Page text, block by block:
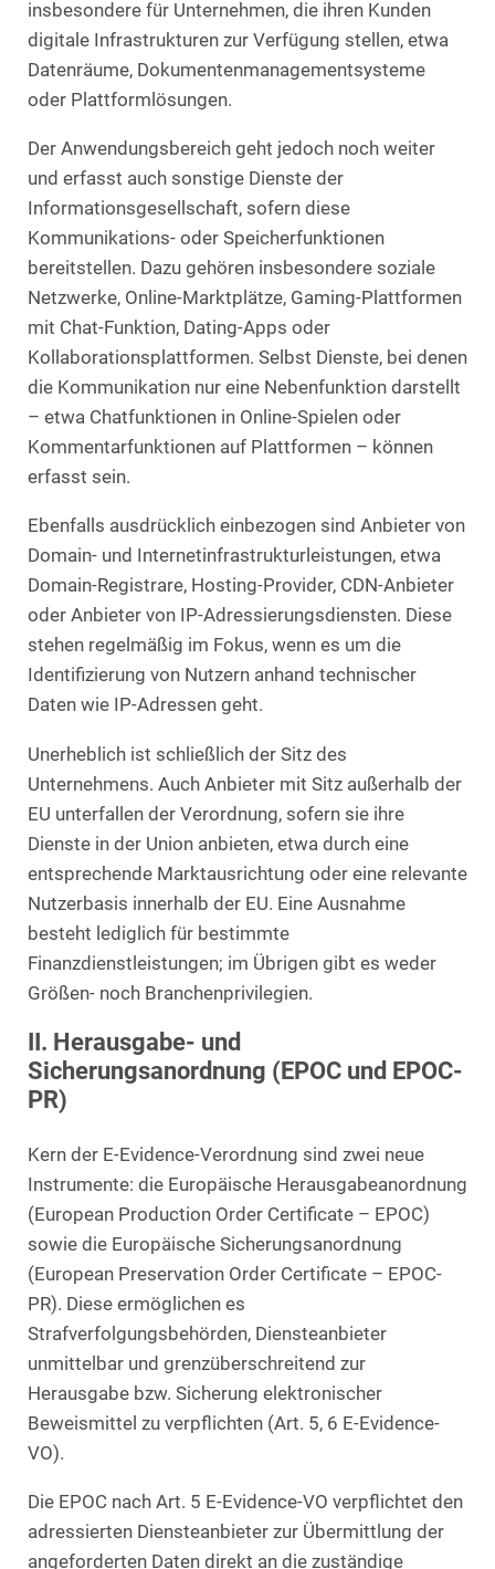
insbesondere für Unternehmen, die ihren Kunden
digitale Infrastrukturen zur Verfügung stellen, etwa
Datenräume, Dokumentenmanagementsysteme
oder Plattformlösungen.
Der Anwendungsbereich geht jedoch noch weiter
und erfasst auch sonstige Dienste der
Informationsgesellschaft, sofern diese
Kommunikations- oder Speicherfunktionen
bereitstellen. Dazu gehören insbesondere soziale
Netzwerke, Online-Marktplätze, Gaming-Plattformen
mit Chat-Funktion, Dating-Apps oder
Kollaborationsplattformen. Selbst Dienste, bei denen
die Kommunikation nur eine Nebenfunktion darstellt
– etwa Chatfunktionen in Online-Spielen oder
Kommentarfunktionen auf Plattformen – können
erfasst sein.
Ebenfalls ausdrücklich einbezogen sind Anbieter von
Domain- und Internetinfrastrukturleistungen, etwa
Domain-Registrare, Hosting-Provider, CDN-Anbieter
oder Anbieter von IP-Adressierungsdiensten. Diese
stehen regelmäßig im Fokus, wenn es um die
Identifizierung von Nutzern anhand technischer
Daten wie IP-Adressen geht.
Unerheblich ist schließlich der Sitz des
Unternehmens. Auch Anbieter mit Sitz außerhalb der
EU unterfallen der Verordnung, sofern sie ihre
Dienste in der Union anbieten, etwa durch eine
entsprechende Marktausrichtung oder eine relevante
Nutzerbasis innerhalb der EU. Eine Ausnahme
besteht lediglich für bestimmte
Finanzdienstleistungen; im Übrigen gibt es weder
Größen- noch Branchenprivilegien.
II. Herausgabe- und
Sicherungsanordnung (EPOC und EPOC-
PR)
Kern der E-Evidence-Verordnung sind zwei neue
Instrumente: die Europäische Herausgabeanordnung
(European Production Order Certificate – EPOC)
sowie die Europäische Sicherungsanordnung
(European Preservation Order Certificate – EPOC-
PR). Diese ermöglichen es
Strafverfolgungsbehörden, Diensteanbieter
unmittelbar und grenzüberschreitend zur
Herausgabe bzw. Sicherung elektronischer
Beweismittel zu verpflichten (Art. 5, 6 E-Evidence-
VO).
Die EPOC nach Art. 5 E-Evidence-VO verpflichtet den
adressierten Diensteanbieter zur Übermittlung der
angeforderten Daten direkt an die zuständige